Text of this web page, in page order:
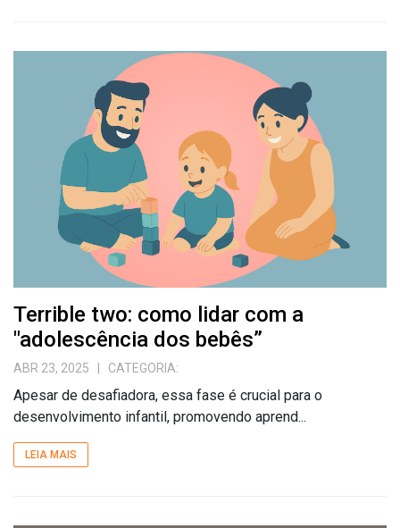
Terrible two: como lidar com a
"adolescência dos bebês”
ABR 23, 2025 | CATEGORIA:
Apesar de desafiadora, essa fase é crucial para o
desenvolvimento infantil, promovendo aprend...
LEIA MAIS